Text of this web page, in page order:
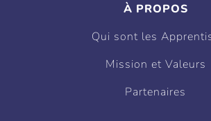
À PROPOS
Qui sont les
Mission et Valeurs
Partenaires